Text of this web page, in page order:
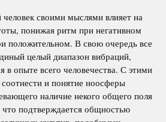
своими мыслями влияет на
понижая ритм при негативном
положительном. В свою очередь все
целый диапазон вибраций,
в опыте всего человечества. С этими
и понятие ноосферы
наличие некого общего поля
что подтверждается общностью